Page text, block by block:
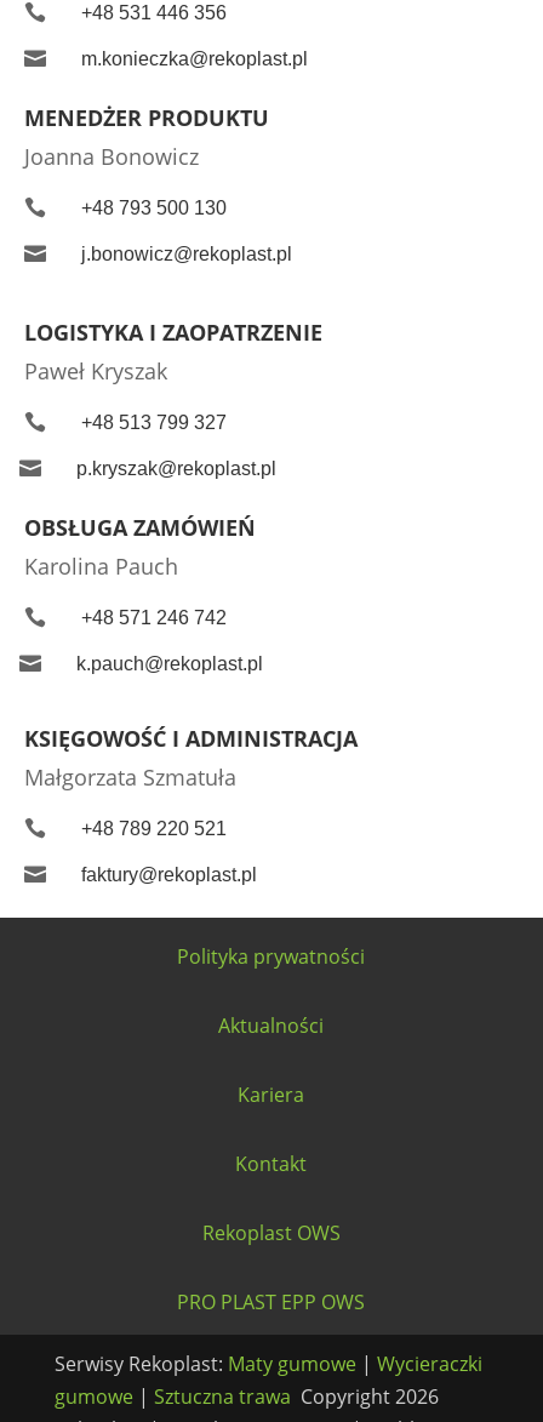
 +48 531 446 356
 m.konieczka@rekoplast.pl
MENEDŻER PRODUKTU
Joanna Bonowicz
 +48 793 500 130
 j.bonowicz@rekoplast.pl
LOGISTYKA I ZAOPATRZENIE
Paweł Kryszak
 +48 513 799 327
 p.kryszak@rekoplast.pl
OBSŁUGA ZAMÓWIEŃ
Karolina Pauch
 +48 571 246 742
 k.pauch@rekoplast.pl
KSIĘGOWOŚĆ I ADMINISTRACJA
Małgorzata Szmatuła
 +48 789 220 521
 faktury@rekoplast.pl
Polityka prywatności
Aktualności
Kariera
Kontakt
Rekoplast OWS
PRO PLAST EPP OWS
Serwisy Rekoplast: Maty gumowe | Wycieraczki
gumowe | Sztuczna trawa Copyright 2026